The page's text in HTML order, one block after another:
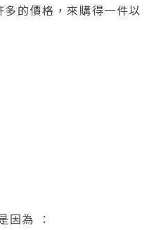
的價格，來購得一件以
因為 ：